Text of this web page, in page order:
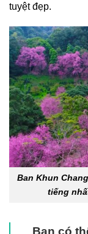
tuyệt đẹp.
Ban Khun
tiếng
Bạn có